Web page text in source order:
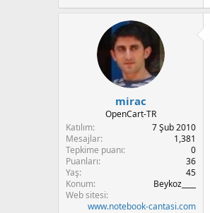
mirac
OpenCart-TR
Katılım
7 Şub 2010
Mesajlar
1,381
Tepkime puanı
0
Puanları
36
Yaş
45
Konum
Beykoz____
Web sitesi
www.notebook-cantasi.com